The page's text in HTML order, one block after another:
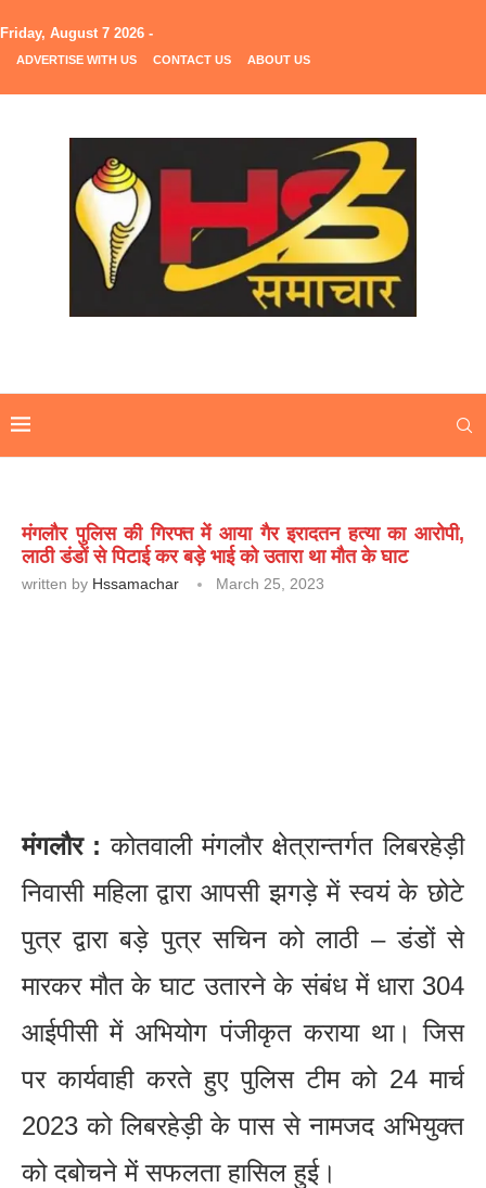
Friday, August 7 2026 -
ADVERTISE WITH US CONTACT US ABOUT US
मंगलौर पुलिस की गिरफ्त में आया गैर इरादतन हत्या का आरोपी,
लाठी डंडों से पिटाई कर बड़े भाई को उतारा था मौत के घाट
written by Hssamachar March 25, 2023
मंगलौर : कोतवाली मंगलौर क्षेत्रान्तर्गत लिबरहेड़ी
निवासी महिला द्वारा आपसी झगड़े में स्वयं के छोटे
पुत्र द्वारा बड़े पुत्र सचिन को लाठी – डंडों से
मारकर मौत के घाट उतारने के संबंध में धारा 304
आईपीसी में अभियोग पंजीकृत कराया था। जिस
पर कार्यवाही करते हुए पुलिस टीम को 24 मार्च
2023 को लिबरहेड़ी के पास से नामजद अभियुक्त
को दबोचने में सफलता हासिल हुई।